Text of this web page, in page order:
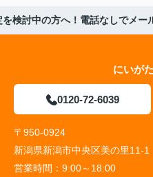
検討中の方へ！電話なしでメー
にいが
0120-72-6039
〒950-0924
新潟県新潟市中央区美の里11-1
営業時間： 9:00～18:00